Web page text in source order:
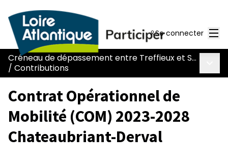
Se connecter
Créneau de dépassement entre Treffieux et Saint-Vincent-des-Landes
/ Contributions
Contrat Opérationnel de
Mobilité (COM) 2023-2028
Chateaubriant-Derval